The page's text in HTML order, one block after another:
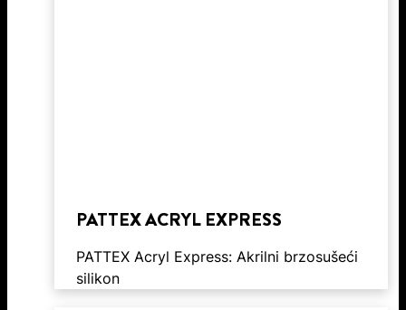
PATTEX ACRYL EXPRESS
PATTEX Acryl Express: Akrilni brzosušeći
silikon